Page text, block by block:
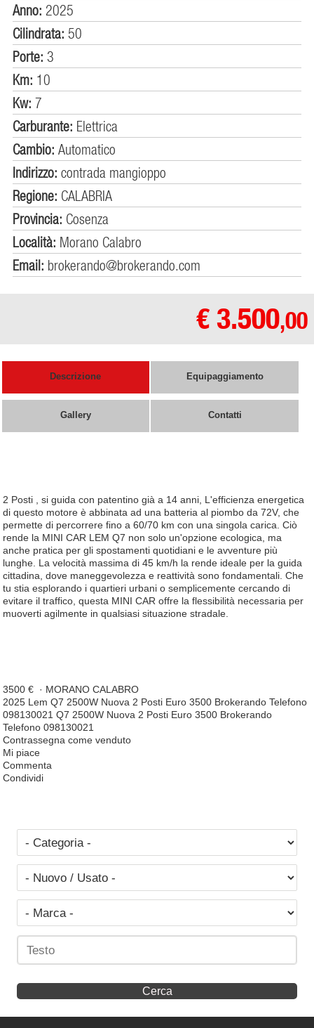
Anno: 2025
Cilindrata: 50
Porte: 3
Km: 10
Kw: 7
Carburante: Elettrica
Cambio: Automatico
Indirizzo: contrada mangioppo
Regione: CALABRIA
Provincia: Cosenza
Località: Morano Calabro
Email: brokerando@brokerando.com
€ 3.500,00
Descrizione Equipaggiamento
Gallery Contatti
2 Posti , si guida con patentino già a 14 anni, L'efficienza energetica
di questo motore è abbinata ad una batteria al piombo da 72V, che
permette di percorrere fino a 60/70 km con una singola carica. Ciò
rende la MINI CAR LEM Q7 non solo un'opzione ecologica, ma
anche pratica per gli spostamenti quotidiani e le avventure più
lunghe. La velocità massima di 45 km/h la rende ideale per la guida
cittadina, dove maneggevolezza e reattività sono fondamentali. Che
tu stia esplorando i quartieri urbani o semplicemente cercando di
evitare il traffico, questa MINI CAR offre la flessibilità necessaria per
muoverti agilmente in qualsiasi situazione stradale.
3500 € · MORANO CALABRO
2025 Lem Q7 2500W Nuova 2 Posti Euro 3500 Brokerando Telefono
098130021 Q7 2500W Nuova 2 Posti Euro 3500 Brokerando
Telefono 098130021
Contrassegna come venduto
Mi piace
Commenta
Condividi